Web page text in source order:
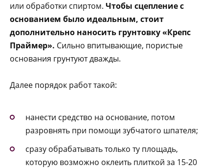
или обработки спиртом. Чтобы сцепление с
основанием было идеальным, стоит
дополнительно наносить грунтовку «Крепс
Праймер». Сильно впитывающие, пористые
основания грунтуют дважды.
Далее порядок работ такой:
нанести средство на основание, потом
разровнять при помощи зубчатого шпателя;
сразу обрабатывать только ту площадь,
которую возможно оклеить плиткой за 15-20